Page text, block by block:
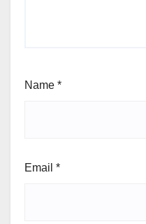
Name *
Email *